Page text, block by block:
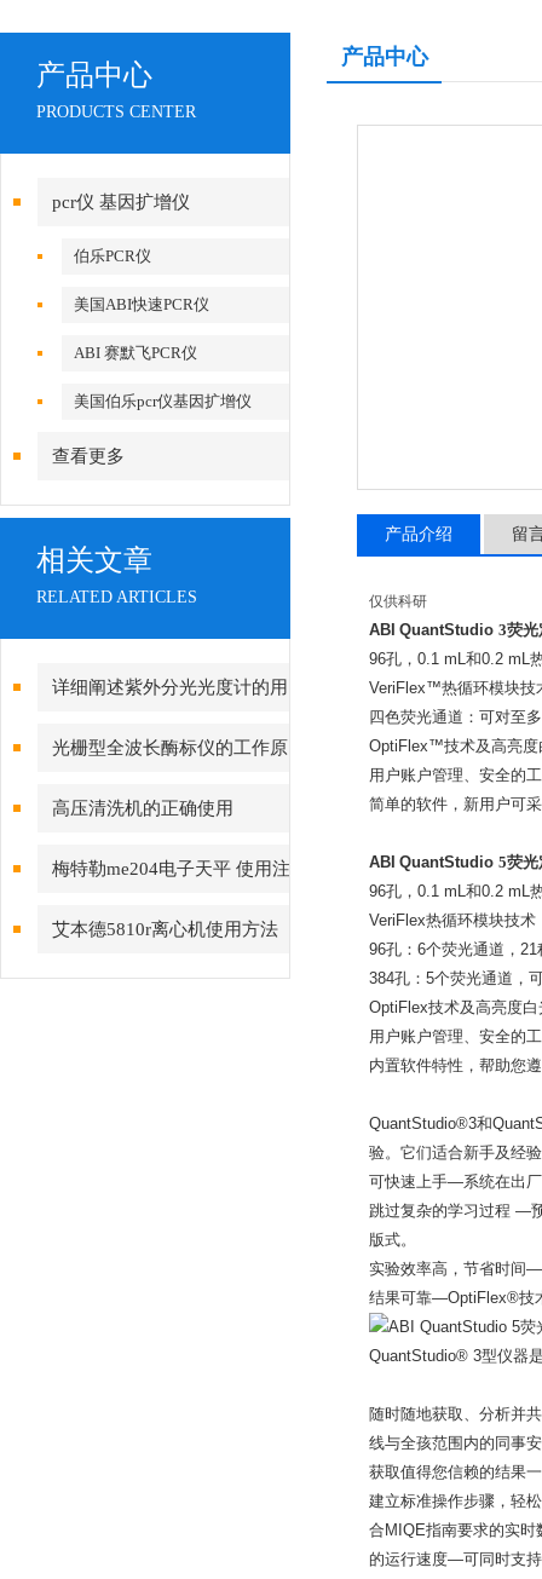
产品中心
PRODUCTS CENTER
pcr仪 基因扩增仪
伯乐PCR仪
美国ABI快速PCR仪
ABI 赛默飞PCR仪
美国伯乐pcr仪基因扩增仪
查看更多
相关文章
RELATED ARTICLES
详细阐述紫外分光光度计的用
途及工作原理
光栅型全波长酶标仪的工作原
理
高压清洗机的正确使用
梅特勒me204电子天平 使用注
意事项
艾本德5810r离心机使用方法
简要步骤
产品中心
产品介绍 留
仅供科研
ABI QuantStudio 3荧光
96孔，0.1 mL和0.2 mL
VeriFlex™热循环模块技
四色荧光通道：可对至
OptiFlex™技术及高亮度
用户账户管理、安全的
简单的软件，新用户可
ABI QuantStudio 5荧光
96孔，0.1 mL和0.2 mL
VeriFlex热循环模块技
96孔：6个荧光通道，
384孔：5个荧光通道，
OptiFlex技术及高亮度
用户账户管理、安全的
内置软件特性，帮助您
QuantStudio®3和
验。它们适合新手及经
可快速上手—系统在出
跳过复杂的学习过程 —
版式。
实验效率高，节省时间
结果可靠—OptiFlex®技
QuantStudio® 3型仪器
随时随地获取、分析并
线与全孩范围内的同事
获取值得您信赖的结果
建立标准操作步骤，轻
合MIQE指南要求的实时
的运行速度—可同时支